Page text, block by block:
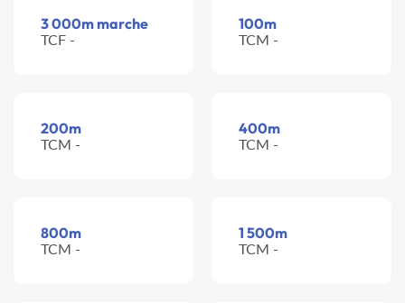
3 000m marche
TCF -
100m
TCM -
200m
TCM -
400m
TCM -
800m
TCM -
1 500m
TCM -